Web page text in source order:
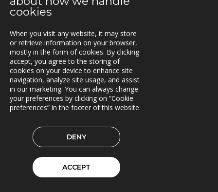
2021-03-15
2021-03-08
Ny version av TRACS Flow
2021-02-26
Webinar med RoadCloud
2021-02-24
2021-01-29
En attraktiv arbetsgivare!
2021-01-11
Triona expanderar i Göteborg
cookies
When you visit any website, it may store
or retrieve information on your browser,
mostly in the form of cookies. By clicking
accept, you agree to the storing of
cookies on your device to enhance site
navigation, analyze site usage, and assist
in our marketing. You can always change
your preferences by clicking on “Cookie
preferences” in the footer of this website.
DENY
ACCEPT